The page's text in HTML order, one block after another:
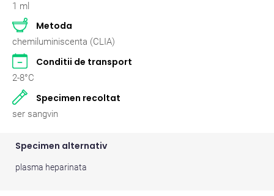
Pisici
Rumegatoare mari
1 ml
Metoda
chemiluminiscenta (CLIA)
Conditii de transport
2-8°C
Specimen recoltat
ser sangvin
Specimen alternativ
plasma heparinata